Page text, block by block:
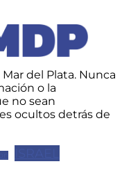
del Plata. Nunca
o la
no sean
ocultos detrás de